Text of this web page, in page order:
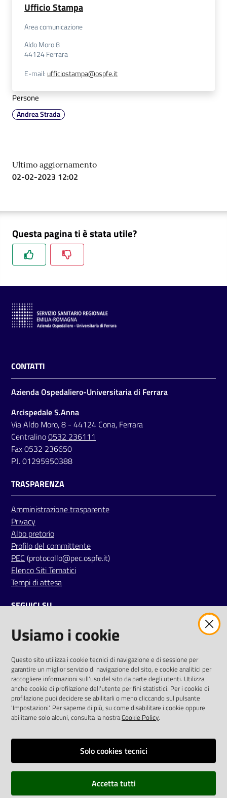
Ufficio Stampa
Area comunicazione
Aldo Moro 8
44124Ferrara
E-mail: ufficiostampa@ospfe.it
Persone
Andrea Strada
Ultimo aggiornamento
02-02-2023 12:02
Questa pagina ti è stata utile?
CONTATTI
Azienda Ospedaliero-Universitaria di Ferrara
Arcispedale S.Anna
Via Aldo Moro, 8 - 44124 Cona, Ferrara
Centralino0532 236111
Fax 0532 236650
P.I. 01295950388
TRASPARENZA
Amministrazione trasparente
Privacy
Albo pretorio
Profilo del committente
PEC (protocollo@pec.ospfe.it)
Elenco Siti Tematici
Tempi di attesa
SEGUICI SU
twitterfacebookyoutube
AREA DIPENDENTI
Posta Elettronica Aziendale
Cloud aziendale(manuale di istruzioni)
Portale del Dipendente
Sito intranet
Redazione web
Usiamo i cookie
Questo sito utilizza i cookie tecnici di navigazione e di sessione per
garantire un miglior servizio di navigazione del sito, e cookie analitici per
raccogliere informazioni sull'uso del sito da parte degli utenti. Utilizza
anche cookie di profilazione dell'utente per fini statistici. Per i cookie di
profilazione puoi decidere se abilitarli o meno cliccando sul pulsante
'Impostazioni'. Per saperne di più, su come disabilitare i cookie oppure
abilitarne solo alcuni, consulta la nostraCookie Policy.
Solo cookies tecnici
Accetta tutti